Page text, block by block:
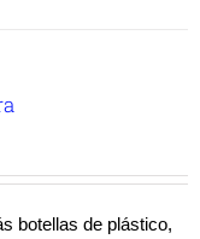
botellas de plástico,